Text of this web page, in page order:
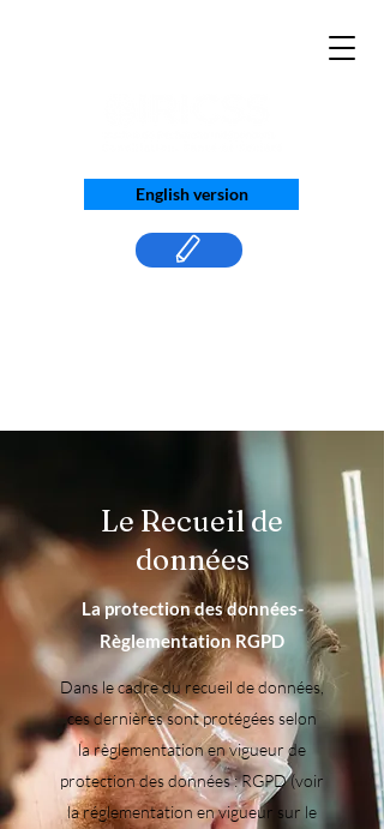
English version
Le Recueil de
données
La protection des données-
Règlementation RGPD
Dans le cadre du recueil de données,
ces dernières sont protégées selon
la règlementation en vigueur de
protection des données : RGPD (voir
la réglementation en vigueur sur le